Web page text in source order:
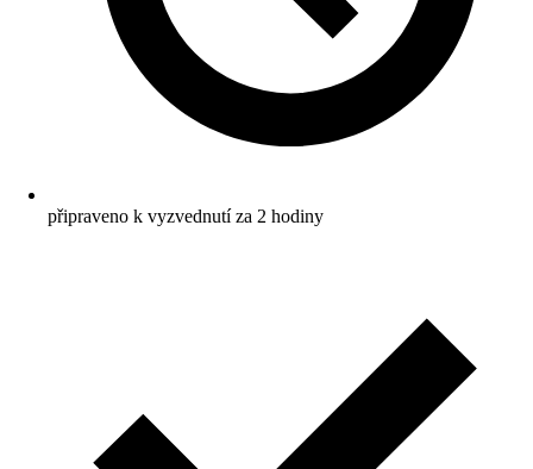
připraveno k vyzvednutí za 2 hodiny